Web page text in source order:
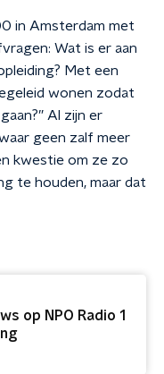
in Amsterdam met
Wat is er aan
Met een
wonen zodat
Al zijn er
geen zalf meer
kwestie om ze zo
te houden, maar dat
op NPO Radio 1